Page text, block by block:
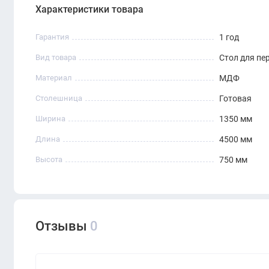
Характеристики товара
Гарантия 1 год
Вид товара Стол для
Материал МДФ
Столешница Готовая
Ширина 1350 мм
Длина 4500 мм
Высота 750 мм
Отзывы 0